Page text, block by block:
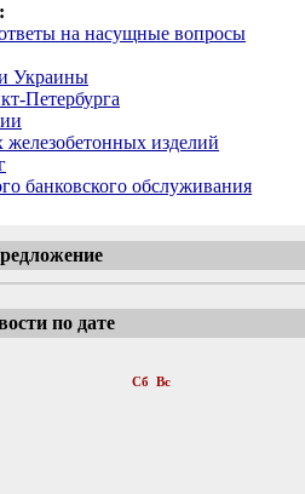
на насущные вопросы
Украины
Петербурга
изделий
банковского обслуживания
по дате
Сб Вс